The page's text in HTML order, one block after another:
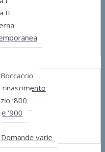
II
rinascimento
‘800
‘900
varie